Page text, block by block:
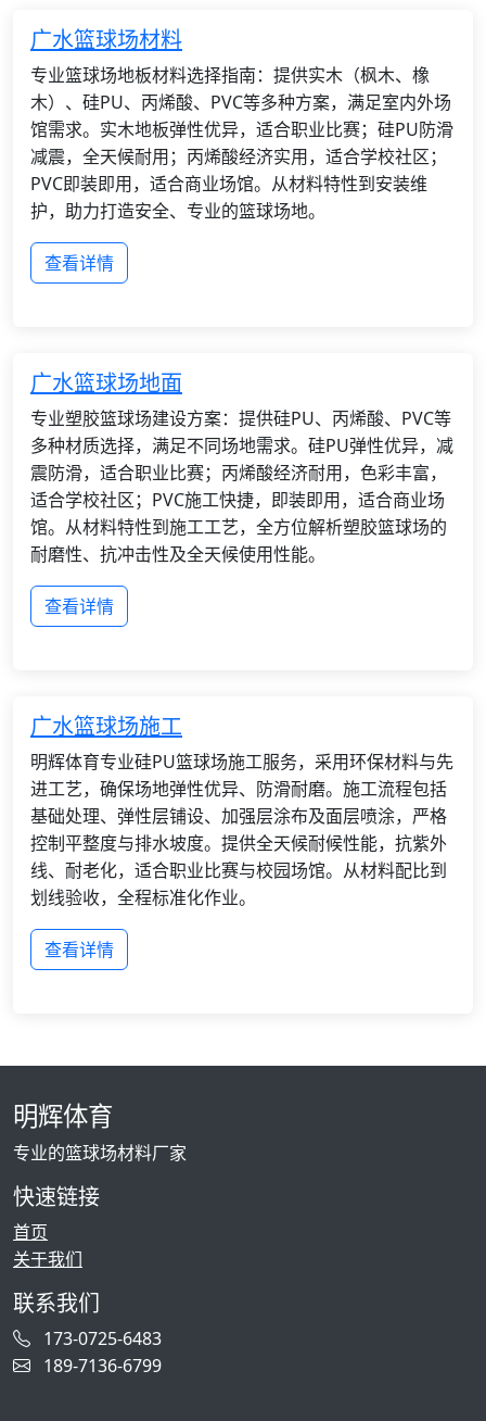
广水篮球场材料
专业篮球场地板材料选择指南：提供实木（枫木、橡
木）、硅PU、丙烯酸、PVC等多种方案，满足室内外场
馆需求。实木地板弹性优异，适合职业比赛；硅PU防滑
减震，全天候耐用；丙烯酸经济实用，适合学校社区；
PVC即装即用，适合商业场馆。从材料特性到安装维
护，助力打造安全、专业的篮球场地。
查看详情
广水篮球场地面
专业塑胶篮球场建设方案：提供硅PU、丙烯酸、PVC等
多种材质选择，满足不同场地需求。硅PU弹性优异，减
震防滑，适合职业比赛；丙烯酸经济耐用，色彩丰富，
适合学校社区；PVC施工快捷，即装即用，适合商业场
馆。从材料特性到施工工艺，全方位解析塑胶篮球场的
耐磨性、抗冲击性及全天候使用性能。
查看详情
广水篮球场施工
明辉体育专业硅PU篮球场施工服务，采用环保材料与先
进工艺，确保场地弹性优异、防滑耐磨。施工流程包括
基础处理、弹性层铺设、加强层涂布及面层喷涂，严格
控制平整度与排水坡度。提供全天候耐候性能，抗紫外
线、耐老化，适合职业比赛与校园场馆。从材料配比到
划线验收，全程标准化作业。
查看详情
明辉体育
专业的篮球场材料厂家
快速链接
首页
关于我们
联系我们
173-0725-6483
189-7136-6799